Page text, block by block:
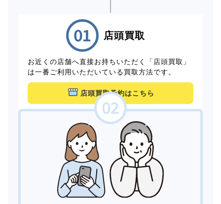
店頭買取
お近くの店舗へ直接お持ちいただく「店頭買取」
は一番ご利用いただいている買取方法です。
店頭買取予約はこちら